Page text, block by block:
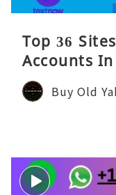
Top 36
Accounts
Buy Old